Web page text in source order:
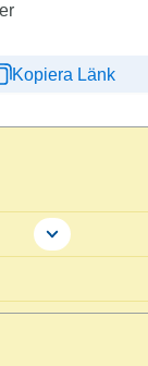
Kopiera Länk